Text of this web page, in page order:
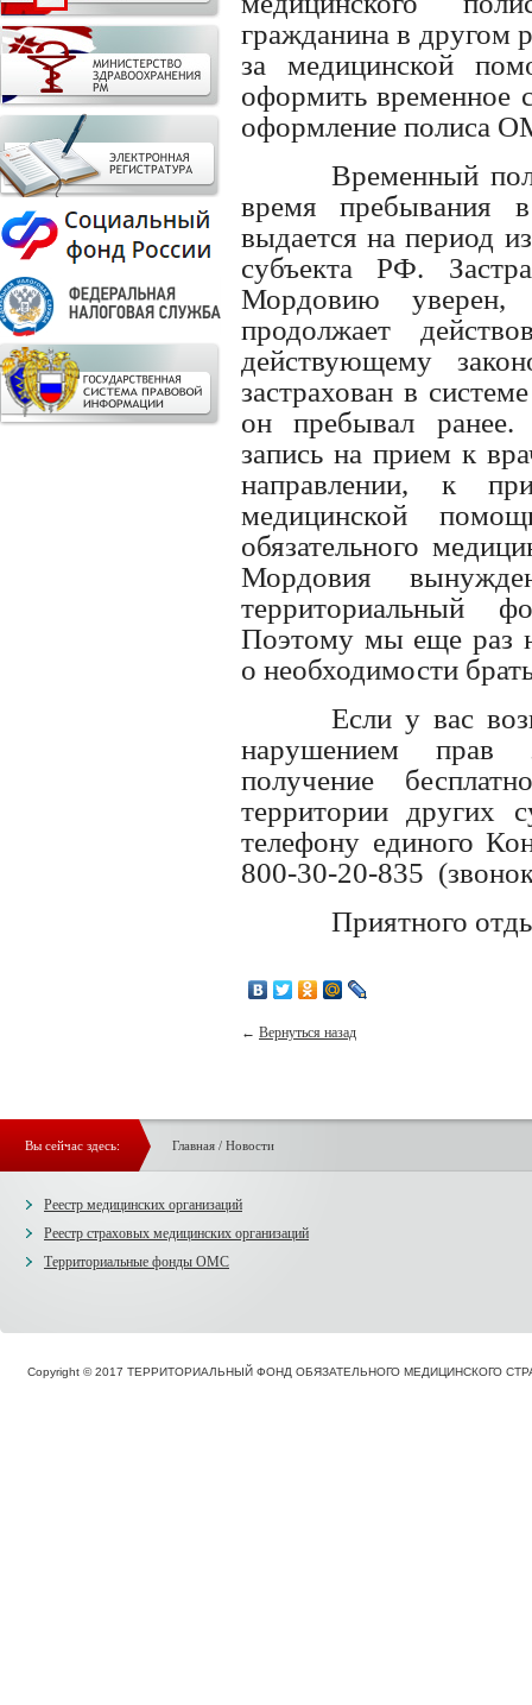
гражданина в другом
за медицинской
оформить временное
оформление полиса
Временный
время пребывания
выдается на период
субъекта РФ.
Мордовию
продолжает
действующему
застрахован в
он пребывал ранее.
запись на прием к
направлении, к
медицинской
обязательного
Мордовия
территориальный
Поэтому мы еще раз
о необходимости
Если у вас
нарушением прав
получение
территории других
телефону единого
800-30-20-835
Приятного
← Вернуться назад
Вы сейчас здесь: Главная/ Новости
Реестр медицинских организаций
Реестр страховых медицинских организаций
Территориальные фонды ОМС
Copyright © 2017 ТЕРРИТОРИАЛЬНЫЙ ФОНД ОБЯЗАТЕЛЬНОГО МЕДИЦИНСКОГО